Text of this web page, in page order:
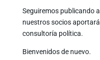
Seguiremos publicando
nuestros socios
consultoría política.
Bienvenidos de nuevo.